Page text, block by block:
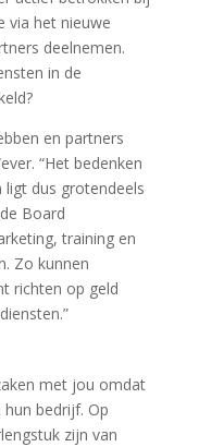
via het nieuwe
deelnemen.
in de
en partners
“Het bedenken
dus grotendeels
Board
training en
Zo kunnen
richten op geld
met jou omdat
bedrijf. Op
zijn van